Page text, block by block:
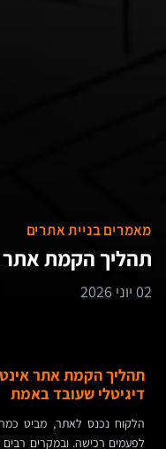
מאמרים בניית אתרים
תהליך הקמת אתר
02 יוני 2026
תהליך הקמת אתר
דיגיטלי שעובד באמת
הלקוח נכנס לאתר, מביט
לפעמים רכישה. ובמקרים